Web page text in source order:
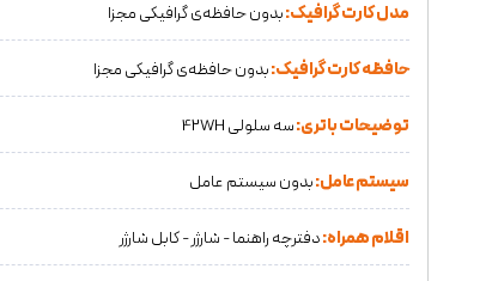
مدل کارت گرافیک:بدون حافظه‌ی گرافیکی مجزا
حافظه کارت گرافیک:بدون حافظه‌ی گرافیکی مجزا
توضیحات باتری:سه سلولی 42WH
سیستم عامل:بدون سیستم عامل
اقلام همراه:دفترچه راهنما - شارژر - کابل شارژر